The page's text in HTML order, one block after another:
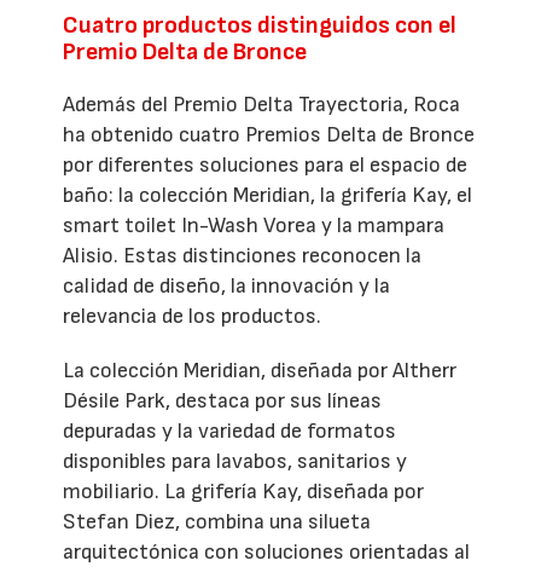
Cuatro productos distinguidos con el
Premio Delta de Bronce
Además del Premio Delta Trayectoria, Roca
ha obtenido cuatro Premios Delta de Bronce
por diferentes soluciones para el espacio de
baño: la colección Meridian, la grifería Kay, el
smart toilet In-Wash Vorea y la mampara
Alisio. Estas distinciones reconocen la
calidad de diseño, la innovación y la
relevancia de los productos.
La colección Meridian, diseñada por Altherr
Désile Park, destaca por sus líneas
depuradas y la variedad de formatos
disponibles para lavabos, sanitarios y
mobiliario. La grifería Kay, diseñada por
Stefan Diez, combina una silueta
arquitectónica con soluciones orientadas al